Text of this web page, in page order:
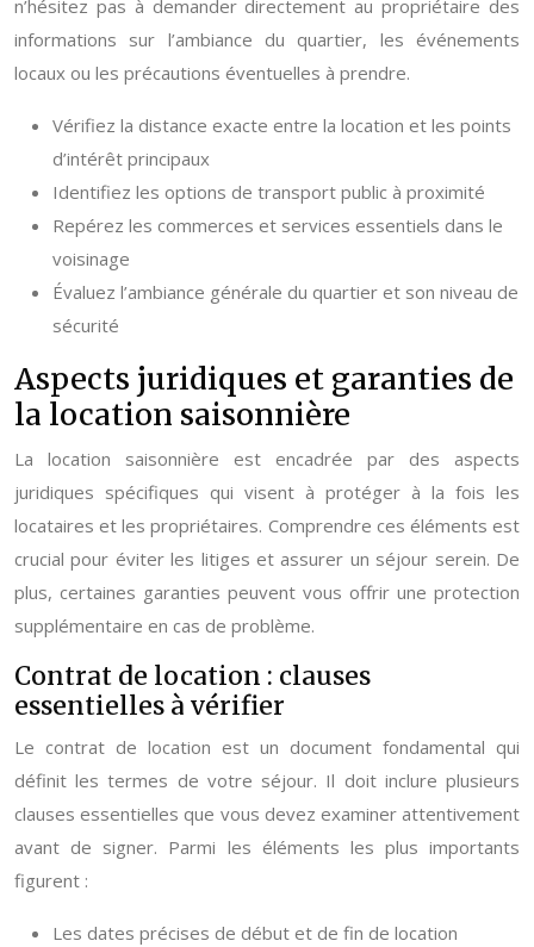
n’hésitez pas à demander directement au propriétaire des
informations sur l’ambiance du quartier, les événements
locaux ou les précautions éventuelles à prendre.
Vérifiez la distance exacte entre la location et les points
d’intérêt principaux
Identifiez les options de transport public à proximité
Repérez les commerces et services essentiels dans le
voisinage
Évaluez l’ambiance générale du quartier et son niveau de
sécurité
Aspects juridiques et garanties de
la location saisonnière
La location saisonnière est encadrée par des aspects
juridiques spécifiques qui visent à protéger à la fois les
locataires et les propriétaires. Comprendre ces éléments est
crucial pour éviter les litiges et assurer un séjour serein. De
plus, certaines garanties peuvent vous offrir une protection
supplémentaire en cas de problème.
Contrat de location : clauses
essentielles à vérifier
Le contrat de location est un document fondamental qui
définit les termes de votre séjour. Il doit inclure plusieurs
clauses essentielles que vous devez examiner attentivement
avant de signer. Parmi les éléments les plus importants
figurent :
Les dates précises de début et de fin de location